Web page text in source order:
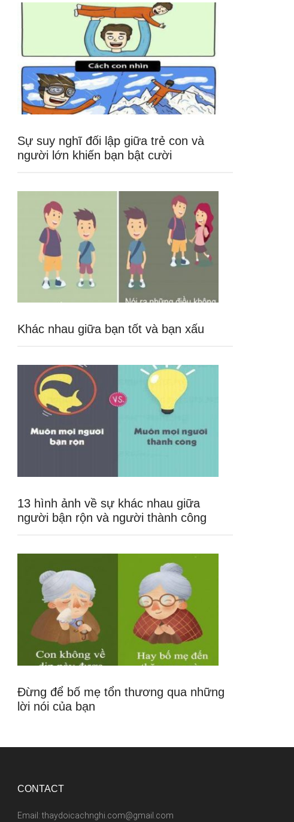
Sự suy nghĩ đối lập giữa trẻ con và
người lớn khiến bạn bật cười
Khác nhau giữa bạn tốt và bạn xấu
13 hình ảnh về sự khác nhau giữa
người bận rộn và người thành công
Đừng để bố mẹ tổn thương qua những
lời nói của bạn
CONTACT
Email: thaydoicachnghi.com@gmail.com